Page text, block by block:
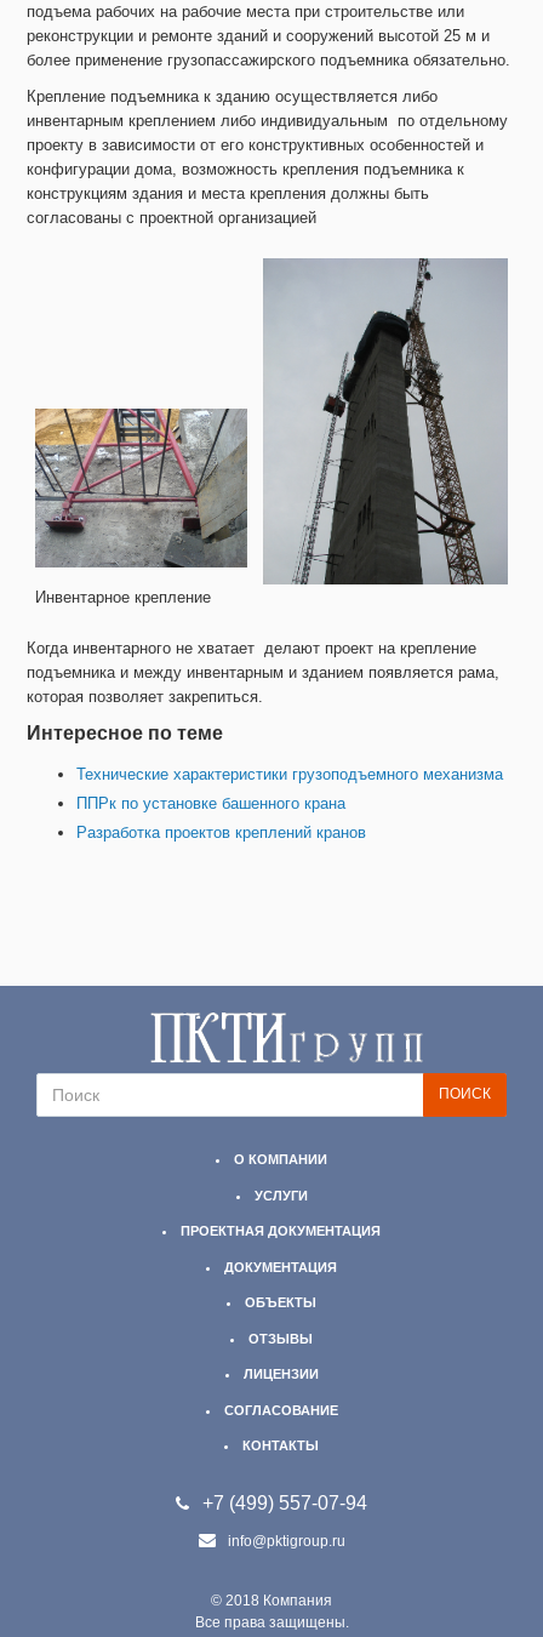
подъема рабочих на рабочие места при строительстве или
реконструкции и ремонте зданий и сооружений высотой 25 м и
более применение грузопассажирского подъемника обязательно.
Крепление подъемника к зданию осуществляется либо
инвентарным креплением либо индивидуальным по отдельному
проекту в зависимости от его конструктивных особенностей и
конфигурации дома, возможность крепления подъемника к
конструкциям здания и места крепления должны быть
согласованы с проектной организацией
Инвентарное креплениe
Когда инвентарного не хватает делают проект на крепление
подъемника и между инвентарным и зданием появляется рама,
которая позволяет закрепиться.
Интересное по теме
Технические характеристики грузоподъемного механизма
ППРк по установке башенного крана
Разработка проектов креплений кранов
О КОМПАНИИ
УСЛУГИ
ПРОЕКТНАЯ ДОКУМЕНТАЦИЯ
ДОКУМЕНТАЦИЯ
ОБЪЕКТЫ
ОТЗЫВЫ
ЛИЦЕНЗИИ
СОГЛАСОВАНИЕ
КОНТАКТЫ
+7 (499)557-07-94
info@pktigroup.ru
© 2018 Компания
Все права защищены.